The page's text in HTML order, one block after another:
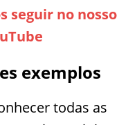
seguir no nosso
exemplos
todas as